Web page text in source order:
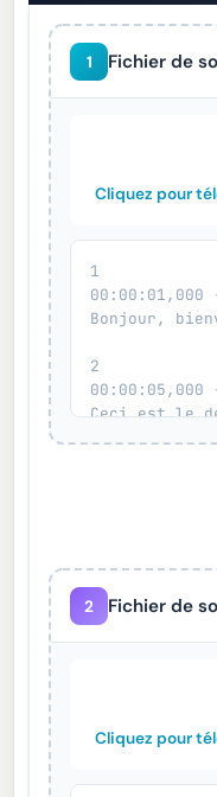
1 Fichier de
Cliquez pour
2 Fichier de
Cliquez pour